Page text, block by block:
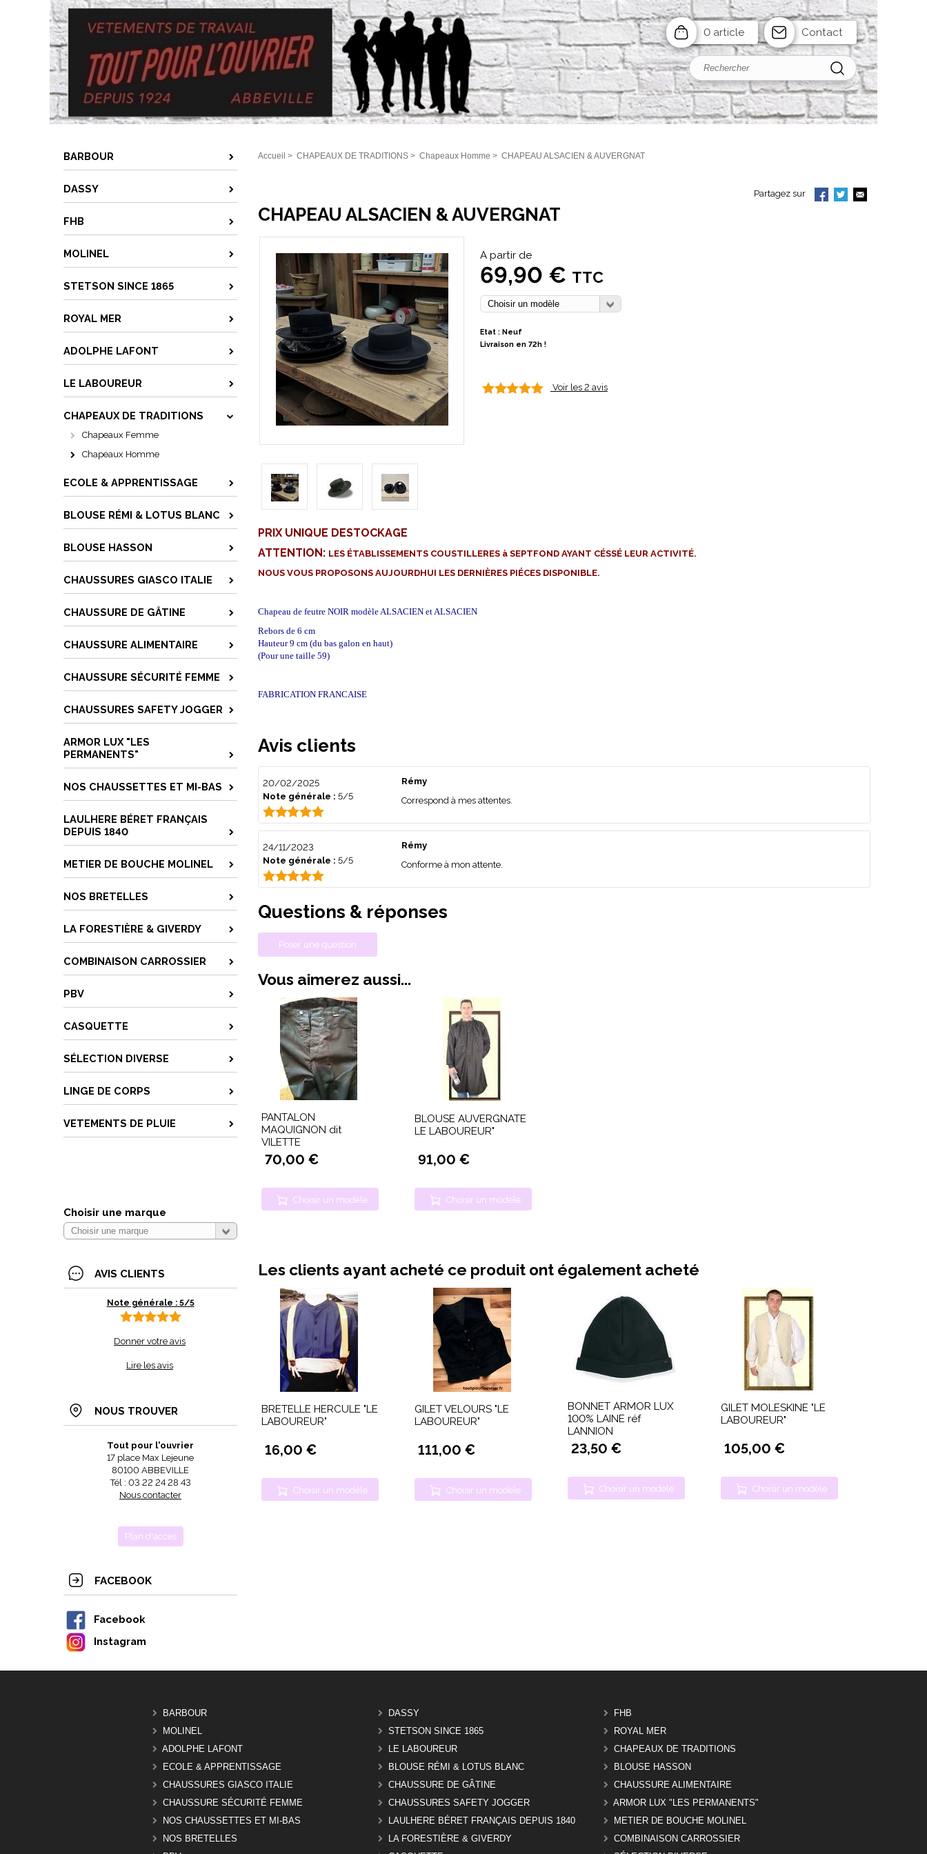
0 article Contact
BARBOUR
DASSY
FHB
MOLINEL
STETSON SINCE 1865
ROYAL MER
ADOLPHE LAFONT
LE LABOUREUR
CHAPEAUX DE TRADITIONS
Chapeaux Femme
Chapeaux Homme
ECOLE & APPRENTISSAGE
BLOUSE RÉMI & LOTUS BLANC
BLOUSE HASSON
CHAUSSURES GIASCO ITALIE
CHAUSSURE DE GÂTINE
CHAUSSURE ALIMENTAIRE
CHAUSSURE SÉCURITÉ FEMME
CHAUSSURES SAFETY JOGGER
ARMOR LUX "LES
PERMANENTS"
NOS CHAUSSETTES ET MI-BAS
LAULHERE BÉRET FRANÇAIS
DEPUIS 1840
METIER DE BOUCHE MOLINEL
NOS BRETELLES
LA FORESTIÈRE & GIVERDY
COMBINAISON CARROSSIER
PBV
CASQUETTE
SÉLECTION DIVERSE
LINGE DE CORPS
VETEMENTS DE PLUIE
Choisir une marque
AVIS CLIENTS
Note générale : 5/5
Donner votre avis
Lire les avis
NOUS TROUVER
Tout pour l'ouvrier
17 place Max Lejeune
80100 ABBEVILLE
Tél : 03 22 24 28 43
Nous contacter
Plan d'accès
FACEBOOK
Facebook
Instagram
Accueil > CHAPEAUX DE TRADITIONS > Chapeaux Homme > CHAPEAU ALSACIEN & AUVERGNAT
Partagez sur
CHAPEAU ALSACIEN & AUVERGNAT
A partir de
69,90 € TTC
Etat : Neuf
Livraison en 72h !
Voir les 2 avis
PRIX UNIQUE DESTOCKAGE
ATTENTION: LES ÉTABLISSEMENTS COUSTILLERES à SEPTFOND AYANT CÉSSÉ LEUR ACTIVITÉ.
NOUS VOUS PROPOSONS AUJOURDHUI LES DERNIÈRES PIÉCES DISPONIBLE.
Chapeau de feutre NOIR modèle ALSACIEN et ALSACIEN
Rebors de 6 cm
Hauteur 9 cm (du bas galon en haut)
(Pour une taille 59)
FABRICATION FRANCAISE
Avis clients
20/02/2025
Note générale : 5/5
Rémy
Correspond à mes attentes.
24/11/2023
Note générale : 5/5
Rémy
Conforme à mon attente.
Questions & réponses
Poser une question
Vous aimerez aussi...
PANTALON
MAQUIGNON dit
VILETTE
70,00 €
Choisir un modèle
BLOUSE AUVERGNATE
LE LABOUREUR"
91,00 €
Choisir un modèle
Les clients ayant acheté ce produit ont également acheté
BRETELLE HERCULE "LE
LABOUREUR"
16,00 €
Choisir un modèle
GILET VELOURS "LE
LABOUREUR"
111,00 €
Choisir un modèle
BONNET ARMOR LUX
100% LAINE réf
LANNION
23,50 €
Choisir un modèle
GILET MOLESKINE "LE
LABOUREUR"
105,00 €
Choisir un modèle
BARBOUR DASSY
FHB
MOLINEL
STETSON SINCE 1865
ROYAL MER
ADOLPHE LAFONT
LE LABOUREUR
CHAPEAUX DE TRADITIONS
ECOLE & APPRENTISSAGE
BLOUSE RÉMI & LOTUS BLANC
BLOUSE HASSON
CHAUSSURES GIASCO ITALIE
CHAUSSURE DE GÂTINE
CHAUSSURE ALIMENTAIRE
CHAUSSURE SÉCURITÉ FEMME
CHAUSSURES SAFETY JOGGER
ARMOR LUX "LES PERMANENTS"
NOS CHAUSSETTES ET MI-BAS
LAULHERE BÉRET FRANÇAIS DEPUIS 1840
METIER DE BOUCHE MOLINEL
NOS BRETELLES
LA FORESTIÈRE & GIVERDY
COMBINAISON CARROSSIER